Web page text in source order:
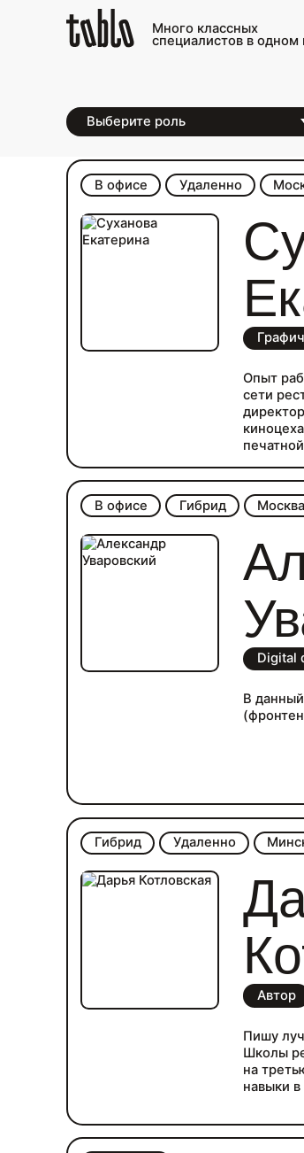
Много классных
специалистов в одном
Каталог
В офисе Удаленно
Опыт
сети
Сейчас
поэтому
В офисе Гибрид Москва
Digital
В
Гибрид Удаленно
Автор
Пишу
Школы
на
навыки в